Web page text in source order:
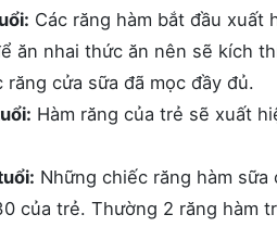
Các răng hàm bắt đầu xuất
ăn nhai thức ăn nên sẽ kích
cửa sữa đã mọc đầy đủ.
Hàm răng của trẻ sẽ xuất
Những chiếc răng hàm
của trẻ. Thường 2 răng hàm